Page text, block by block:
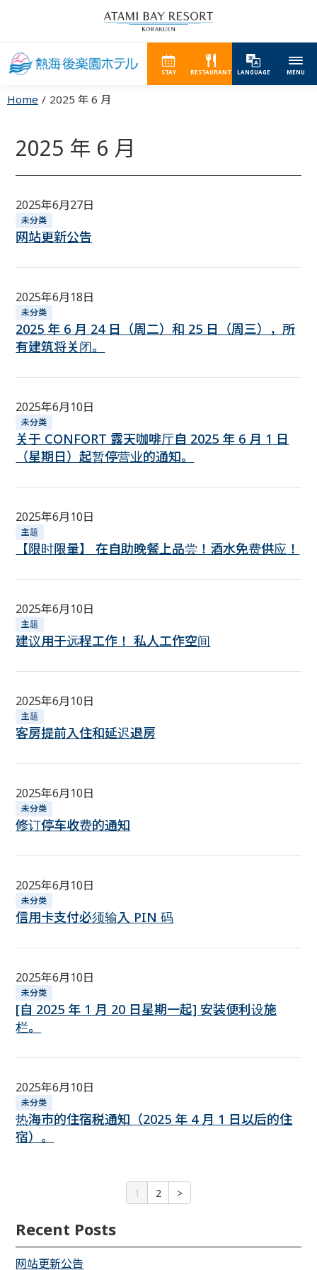
STAY RESTAURANT LANGUAGE MENU
Home 2025 年 6 月
2025 年 6 月
2025年6月27日
未分类
网站更新公告
2025年6月18日
未分类
2025 年 6 月 24 日（周二）和 25 日（周三），所
有建筑将关闭。
2025年6月10日
未分类
关于 CONFORT 露天咖啡厅自 2025 年 6 月 1 日
（星期日）起暂停营业的通知。
2025年6月10日
主题
【限时限量】 在自助晚餐上品尝！酒水免费供应！
2025年6月10日
主题
建议用于远程工作！ 私人工作空间
2025年6月10日
主题
客房提前入住和延迟退房
2025年6月10日
未分类
修订停车收费的通知
2025年6月10日
未分类
信用卡支付必须输入 PIN 码
2025年6月10日
未分类
[自 2025 年 1 月 20 日星期一起] 安装便利设施
栏。
2025年6月10日
未分类
热海市的住宿税通知（2025 年 4 月 1 日以后的住
宿）。
1 2 >
Recent Posts
网站更新公告